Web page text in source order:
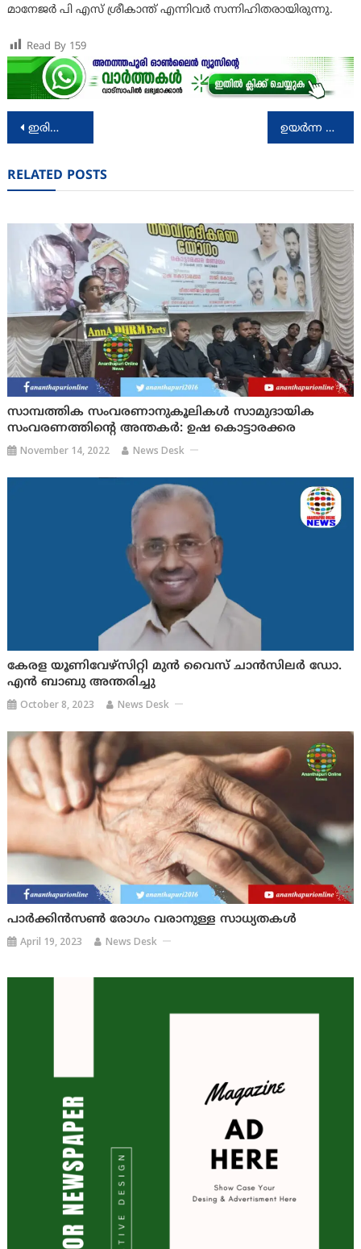
മാനേജര്‍ പി എസ്‌ ശ്രീകാന്ത്‌ എന്നിവര്‍ സന്നിഹിതരായിരുന്നു.
Read By 159
Post
ഇരിങ്ങാലക്കുട കോടതിയുടെ രണ്ടാംഘട്ട നിര്‍മ്മാണത്തിന് 62 കോടി 74 ലക്ഷം രൂപയുടെ സാങ്കേതികാനുമതി ഉയര്‍ന്ന തിരമാല ജാഗ്രത നിര്‍ദേശം
RELATED POSTS
സാമ്പത്തിക സംവരണാനുകൂലികള്‍ സാമുദായിക
സംവരണത്തിന്റെ അന്തകര്‍: ഉഷ കൊട്ടാരക്കര
November 14, 2022 News Desk
കേരള യൂണിവേഴ്സിറ്റി മുൻ വൈസ് ചാൻസിലർ ഡോ.
എൻ ബാബു അന്തരിച്ചു
October 8, 2023 News Desk
പാർക്കിൻസൺ രോഗം വരാനുള്ള സാധ്യതകള്‍
April 19, 2023 News Desk